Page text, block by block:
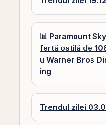
📊 Paramount
fertă ostilă de
u Warner Bros
ing
Trendul zilei